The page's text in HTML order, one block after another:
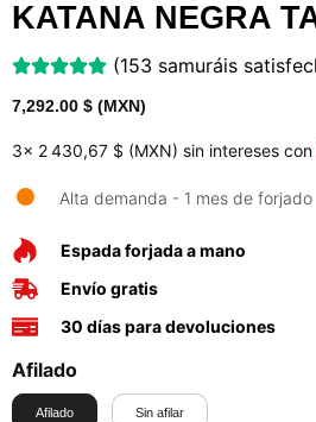
KATANA NEGRA
(153 samuráis
7,292.00 $ (MXN)
3x 2 430,67 $ (MXN) sin intereses con
Alta demanda - 1 mes de forjado
Espada forjada a mano
Envío gratis
30 días para devoluciones
Afilado
Afilado Sin afilar